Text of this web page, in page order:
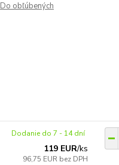
Do obľúbených
119 EUR/ks
96,75 EUR bez DPH
Dodanie do 7 - 14 dní